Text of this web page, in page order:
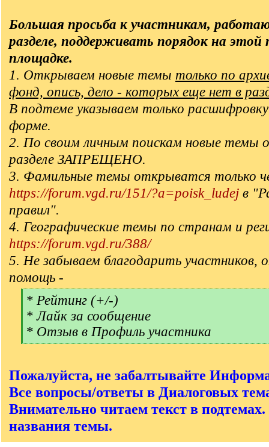
Большая просьба к участникам,
разделе, поддерживать порядок на этой
площадке.
1. Открываем новые темы только по
фонд, опись, дело - которых еще нет в
В подтеме указываем только
форме.
2. По своим личным поискам новые темы
разделе ЗАПРЕЩЕНО.
3. Фамильные темы открыватся только
https://forum.vgd.ru/151/?a=poisk_ludej в
правил".
4. Географические темы по странам и
https://forum.vgd.ru/388/
5. Не забываем благодарить участников,
помощь -
[
]
* Рейтинг (+/-)
* Лайк за сообщение
* Отзыв в Профиль участника
[
]
Пожалуйста, не забалтывайте
Все вопросы/ответы в Диалоговых
Внимательно читаем текст в
названия темы.